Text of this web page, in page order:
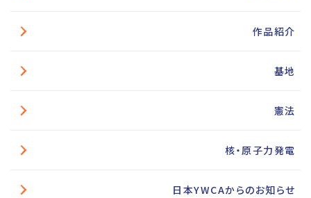
作品紹介
基地
憲法
核・原子力発電
日本YWCAからのお知らせ